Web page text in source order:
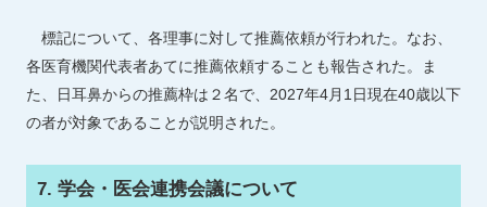
標記について、各理事に対して推薦依頼が行われた。なお、
各医育機関代表者あてに推薦依頼することも報告された。ま
た、日耳鼻からの推薦枠は２名で、2027年4月1日現在40歳以下
の者が対象であることが説明された。
7. 学会・医会連携会議について